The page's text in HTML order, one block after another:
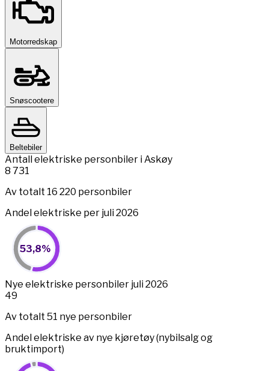
Motorredskap
Snøscootere
Beltebiler
Antall elektriske personbiler i Askøy
8 731
Av totalt 16 220 personbiler
Andel elektriske per juli 2026
53,8%
Pie chart with 2 slices.
View as data table, 53,8%
53,8%
End of interactive chart.
Nye elektriske personbiler juli 2026
49
Av totalt 51 nye personbiler
Andel elektriske av nye kjøretøy (nybilsalg og
bruktimport)